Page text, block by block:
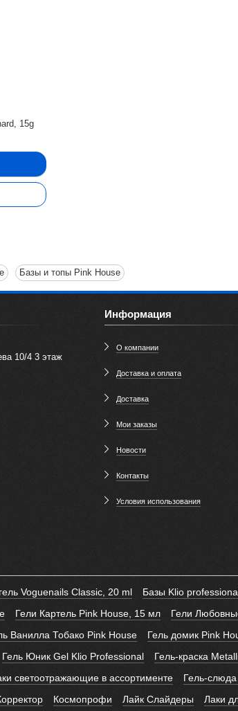
15g
Базы и топы Pink House
10/4 3 этаж
Информация
О компании
Доставка и оплата
Доставка
Мои заказы
Новости
Контакты
Условия использования
Voguenails Classic, 20 ml Базы Klio
Гели Картель Pink House, 15 мл Гели
Ванилла Тобако Pink House Гель домик Pink
Гель Юник Gel Klio Professional Гель-краска
светоотражающие в ассортименте Гель-
Космопрофи Лайк Слайдеры Лаки